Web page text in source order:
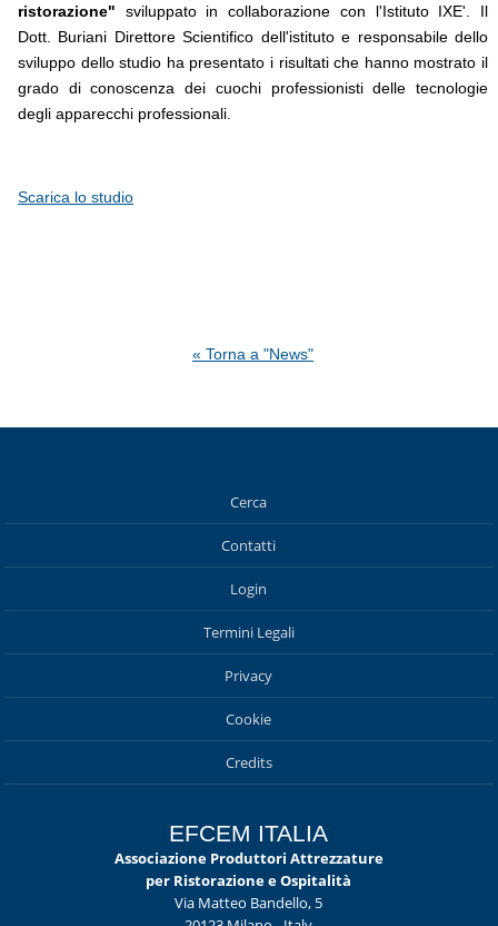
ristorazione" sviluppato in collaborazione con l'Istituto IXE'. Il
Dott. Buriani Direttore Scientifico dell'istituto e responsabile dello
sviluppo dello studio ha presentato i risultati che hanno mostrato il
grado di conoscenza dei cuochi professionisti delle tecnologie
degli apparecchi professionali.
Scarica lo studio
« Torna a "News"
Cerca
Contatti
Login
Termini Legali
Privacy
Cookie
Credits
EFCEM ITALIA
Associazione Produttori Attrezzature
per Ristorazione e Ospitalità
Via Matteo Bandello, 5